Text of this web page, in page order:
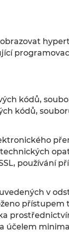
kódů,
kódů,
používání
v
přístupem
účelem